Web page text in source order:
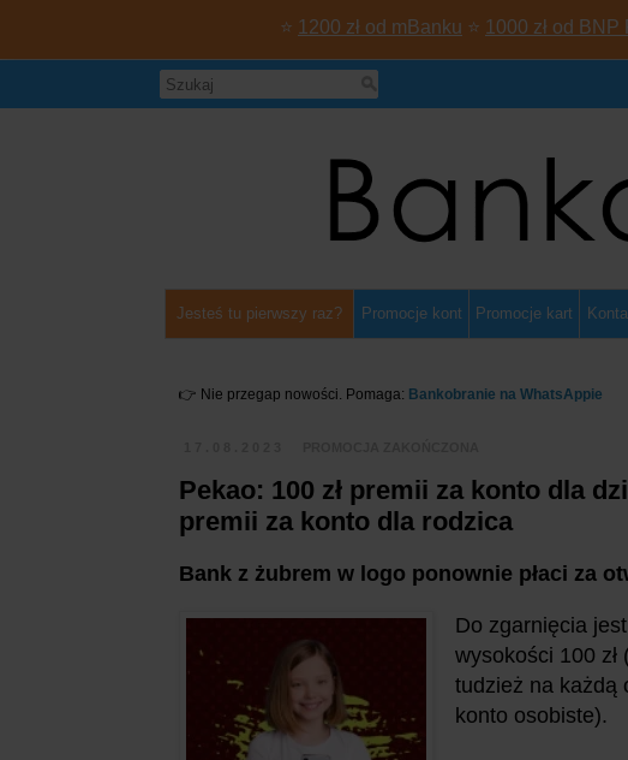
⭐ 1200 zł od mBanku ⭐ 1000 zł od BNP
Jesteś tu pierwszy raz? Promocje kont Promocje kart
👉 Nie przegap nowości. Pomaga: Bankobranie na WhatsAppie
Pekao: 100 zł premii za konto dla
premii za konto dla rodzica
Bank z żubrem w logo ponownie płaci za
Do zgarnięcia
wysokości 100
tudzież na każdą
konto osobiste).